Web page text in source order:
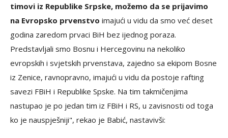
timovi iz Republike Srpske, možemo da se prijavimo
na Evropsko prvenstvo imajući u vidu da smo već deset
godina zaredom prvaci BiH bez ijednog poraza.
Predstavljali smo Bosnu i Hercegovinu na nekoliko
evropskih i svjetskih prvenstava, zajedno sa ekipom Bosne
iz Zenice, ravnopravno, imajući u vidu da postoje rafting
savezi FBiH i Republike Spske. Na tim takmičenjima
nastupao je po jedan tim iz FBiH i RS, u zavisnosti od toga
ko je nauspješniji", rekao je Babić, nastavivši: